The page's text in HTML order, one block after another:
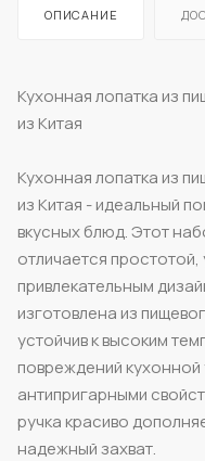
ОПИСАНИЕ
Кухонная лопатка из
из Китая
Кухонная лопатка из
из Китая - идеальный
вкусных блюд. Этот
отличается
привлекательным
изготовлена из
устойчив к высоким
повреждений кухонной
антипригарными
ручка красиво
надежный захват.